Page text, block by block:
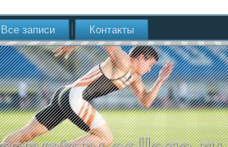
Все записи Контакты